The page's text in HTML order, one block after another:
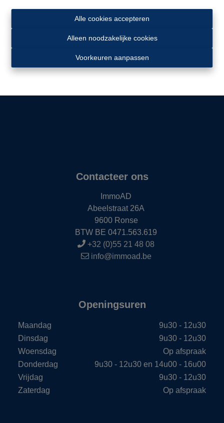
Alle cookies accepteren
Alleen noodzakelijke cookies
Voorkeuren aanpassen
Contacteer ons
ImmoAD
Abeelstraat 26A
9600 Ronse
BTW BE 0471.563.619
+32 (0)55 21 48 08
info@immoad.be
Openingsuren
Maandag
9u30 - 12u30
Dinsdag
9u30 - 12u30
Woensdag
Op afspraak
Donderdag
9u30 - 12u30 en 14u00 - 16u00
Vrijdag
9u30 - 12u30
Zaterdag
Op afspraak